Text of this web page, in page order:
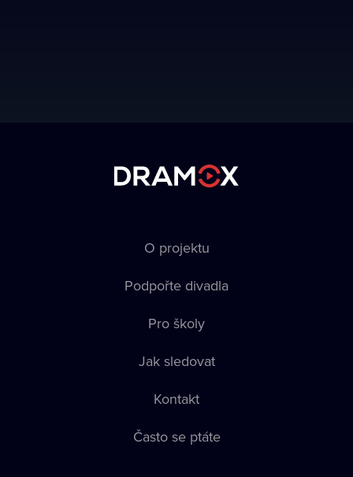
O projektu
Podpořte divadla
Pro školy
Jak sledovat
Kontakt
Často se ptáte